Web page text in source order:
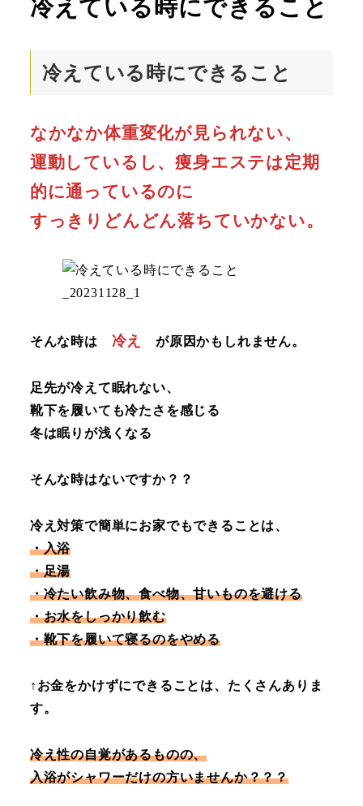
冷えている時にできること
冷えている時にできること
なかなか体重変化が見られない、
運動しているし、痩身エステは定期
的に通っているのに
すっきりどんどん落ちていかない。
そんな時は 冷え が原因かもしれません。
足先が冷えて眠れない、
靴下を履いても冷たさを感じる
冬は眠りが浅くなる
そんな時はないですか？？
冷え対策で簡単にお家でもできることは、
・入浴
・足湯
・冷たい飲み物、食べ物、甘いものを避ける
・お水をしっかり飲む
・靴下を履いて寝るのをやめる
↑お金をかけずにできることは、たくさんありま
す。
冷え性の自覚があるものの、
入浴がシャワーだけの方いませんか？？？